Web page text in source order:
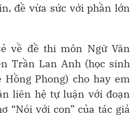
đề vừa sức với phần lớn
về đề thi môn Ngữ Văn
Trần Lan Anh (học sinh
Hồng Phong) cho hay em
liên hệ tự luận với đoạn
“Nói với con” của tác giả